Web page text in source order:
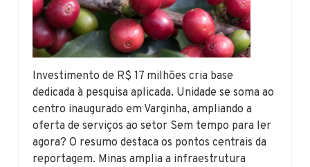
Investimento de R$ 17 milhões cria base
dedicada à pesquisa aplicada. Unidade se soma ao
centro inaugurado em Varginha, ampliando a
oferta de serviços ao setor Sem tempo para ler
agora? O resumo destaca os pontos centrais da
reportagem. Minas amplia a infraestrutura